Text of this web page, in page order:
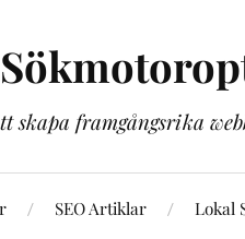
framgångsrika
SEO Artiklar Lokal